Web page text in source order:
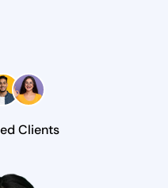
Clients